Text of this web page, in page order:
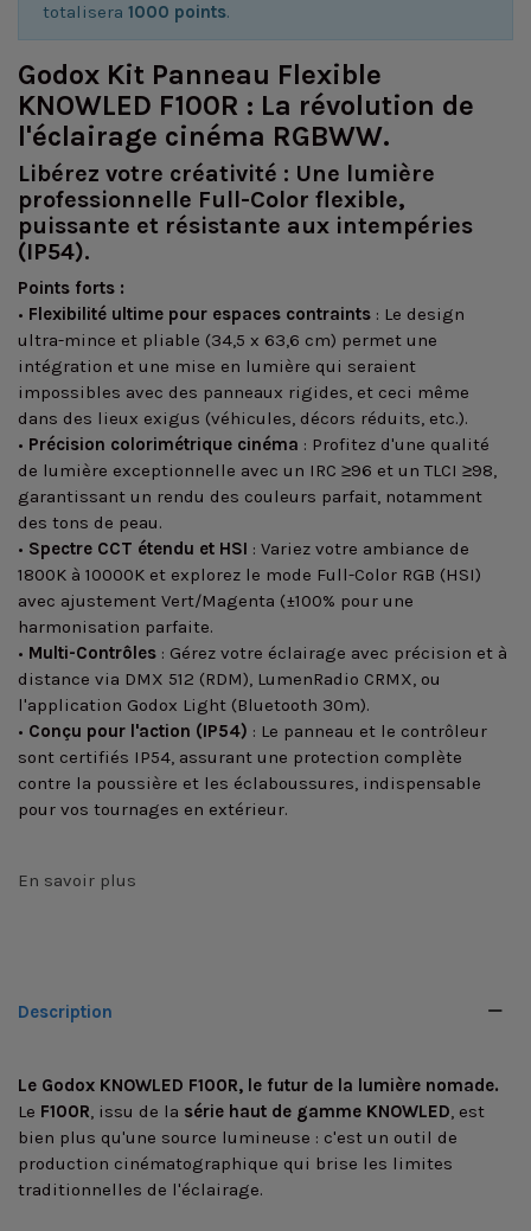
totalisera 1000 points.
Godox Kit Panneau Flexible
KNOWLED F100R : La révolution de
l'éclairage cinéma RGBWW.
Libérez votre créativité : Une lumière
professionnelle Full-Color flexible,
puissante et résistante aux intempéries
(IP54).
Points forts :
• Flexibilité ultime pour espaces contraints : Le design
ultra-mince et pliable (34,5 x 63,6 cm) permet une
intégration et une mise en lumière qui seraient
impossibles avec des panneaux rigides, et ceci même
dans des lieux exigus (véhicules, décors réduits, etc.).
• Précision colorimétrique cinéma : Profitez d'une qualité
de lumière exceptionnelle avec un IRC ≥96 et un TLCI ≥98,
garantissant un rendu des couleurs parfait, notamment
des tons de peau.
• Spectre CCT étendu et HSI : Variez votre ambiance de
1800K à 10000K et explorez le mode Full-Color RGB (HSI)
avec ajustement Vert/Magenta (±100% pour une
harmonisation parfaite.
• Multi-Contrôles : Gérez votre éclairage avec précision et à
distance via DMX 512 (RDM), LumenRadio CRMX, ou
l'application Godox Light (Bluetooth 30m).
• Conçu pour l'action (IP54) : Le panneau et le contrôleur
sont certifiés IP54, assurant une protection complète
contre la poussière et les éclaboussures, indispensable
pour vos tournages en extérieur.
En savoir plus
Description
Le Godox KNOWLED F100R, le futur de la lumière nomade.
Le F100R, issu de la série haut de gamme KNOWLED, est
bien plus qu'une source lumineuse : c'est un outil de
production cinématographique qui brise les limites
traditionnelles de l'éclairage.